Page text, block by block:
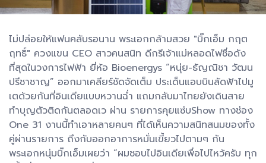
ไม่ปล่อยให้แฟนคลับรอนาน พระเอกกล้ามสวย "บิ๊กเอ็ม กฤต
ฤทธิ์" ควงแขน CEO สาวคนสนิท ดีกรีเจ้าแม่หลอดไฟชื่อดัง
ที่สุดในวงการไฟฟ้า ยี่ห้อ Bioenergys “หนุ่ย-ธัญณิชา วัฒน
ปรีชาชาญ” ออกมาเคลียร์ชัดจัดเต็ม ประเด็นแอบบินลัดฟ้าไปมู
เตด้วยกันที่อินเดียแบบหวานฉ่ำ แถมกลับมาไทยยังเดินสาย
ทำบุญตัวติดกันตลอดเว ผ่าน รายการคุยแซ่บShow ทางช่อง
One 31 งานนี้ทำเอาหลายคนๆ ที่ได้เห็นความสนิทสนมของทั้ง
คู่ผ่านรายการ ถึงกับออกอาการหมั่นเขี้ยวไปตามๆ กัน
พระเอกหนุ่มบิ๊กเอ็มเผยว่า “ผมชอบไปอินเดียเพื่อไปไหว้ครับ ทุก